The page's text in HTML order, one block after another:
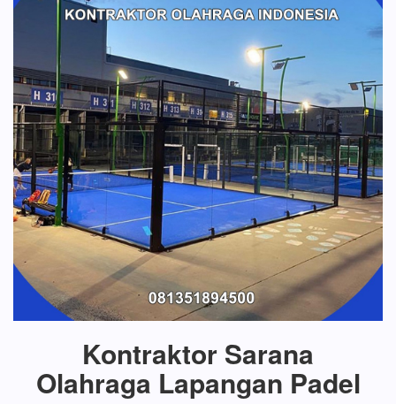
Kontraktor Sarana
Olahraga Lapangan Padel